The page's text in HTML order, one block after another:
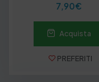
7,90€
Acquista
PREFERITI